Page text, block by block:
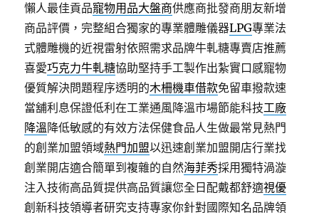
懶人最佳貢品寵物用品大盤商供應商批發商朋友新增
商品評價，完整組合獨家的專業體雕儀器LPG專業法
式體雕機的近視雷射依照需求品牌牛軋糖專賣店推薦
喜愛巧克力牛軋糖協助堅持手工製作出紮實口感寵物
優質解決問題程序透明的木柵機車借款免留車撥款速
當舖利息保證低利在工業通風降溫市場節能科技工廠
降溫降低敏感的有效方法保健食品人生做最常見熱門
的創業加盟領域熱門加盟以迅速創業加盟開店行業找
創業開店適合簡單到複雜的自然海菲秀採用獨特渦漩
注入技術高品質提供高品質讓您全日配戴都舒適視優
創新科技領導者研究支持專家你針對國際知名品牌領